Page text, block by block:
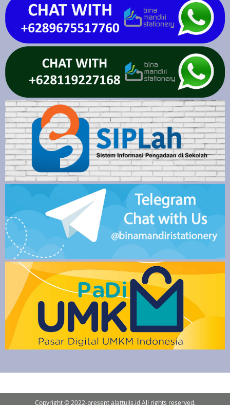
Copyright © 2022-present alattulis.id All rights reserved.